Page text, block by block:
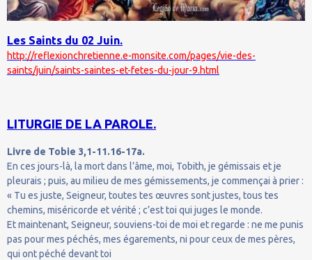
Les Saints du 02 Juin.
http://reflexionchretienne.e-monsite.com/pages/vie-des-
saints/juin/saints-saintes-et-fetes-du-jour-9.html
LITURGIE DE LA PAROLE.
Livre de Tobie 3,1-11.16-17a.
En ces jours-là, la mort dans l’âme, moi, Tobith, je gémissais et je
pleurais ; puis, au milieu de mes gémissements, je commençai à prier :
« Tu es juste, Seigneur, toutes tes œuvres sont justes, tous tes
chemins, miséricorde et vérité ; c’est toi qui juges le monde.
Et maintenant, Seigneur, souviens-toi de moi et regarde : ne me punis
pas pour mes péchés, mes égarements, ni pour ceux de mes pères,
qui ont péché devant toi